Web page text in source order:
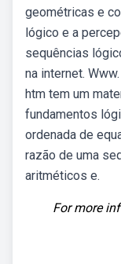
geométricas e
lógico e a
sequências
na internet.
htm tem um
fundamentos
ordenada de
razão de uma
aritméticos e.
For more